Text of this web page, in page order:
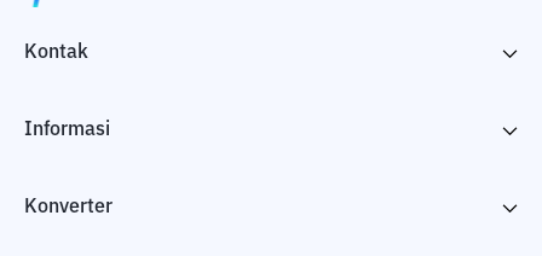
Kontak
Informasi
Konverter